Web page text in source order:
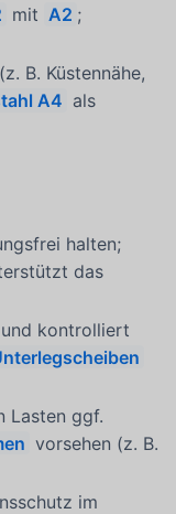
mit A2 ;
B. Küstennähe,
A4 als
halten;
das
kontrolliert
Lasten ggf.
vorsehen (z. B.
im